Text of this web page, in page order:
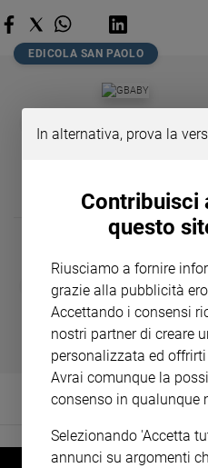
Policy
Chi
Contatti
Redazione
EDICOLA SAN PAOLO
❮
€ 34,80 € 21,90 37%
€
LE GRANDI BASILICHE ITALIANE
- VOL DA 1 AL 5
€
In alternativa, prova la
Contribuisci
questo
Riusciamo a fornire
grazie alla pubblicità
Accettando i consensi
nostri partner di creare
personalizzata ed
Avrai comunque la
consenso in qualunque
Selezionando 'Accetta
annunci su argomenti